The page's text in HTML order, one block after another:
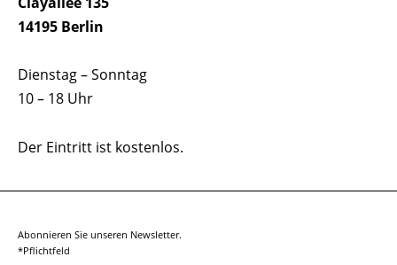
14195 Berlin
Dienstag – Sonntag
10 – 18 Uhr
Der Eintritt ist kostenlos.
Abonnieren Sie unseren Newsletter.
*Pflichtfeld